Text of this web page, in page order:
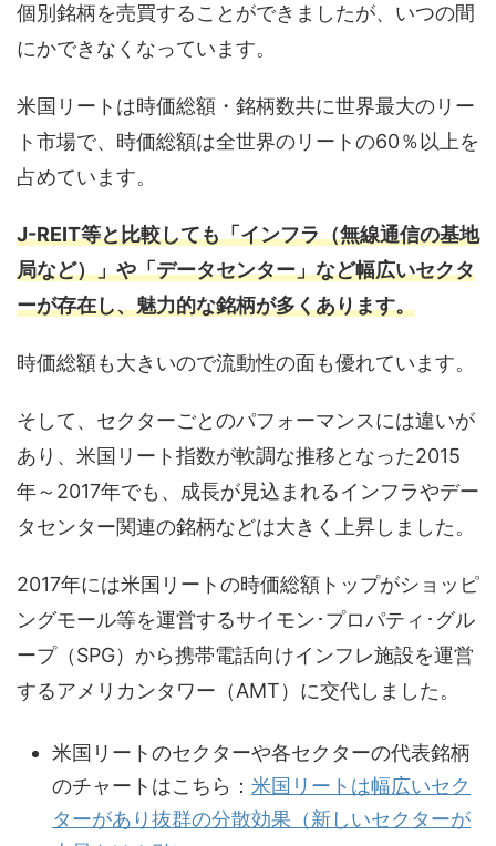
個別銘柄を売買することができましたが、いつの間
にかできなくなっています。
米国リートは時価総額・銘柄数共に世界最大のリー
ト市場で、時価総額は全世界のリートの60％以上を
占めています。
J-REIT等と比較しても「インフラ（無線通信の基地
局など）」や「データセンター」など幅広いセクタ
ーが存在し、魅力的な銘柄が多くあります。
時価総額も大きいので流動性の面も優れています。
そして、セクターごとのパフォーマンスには違いが
あり、米国リート指数が軟調な推移となった2015
年～2017年でも、成長が見込まれるインフラやデー
タセンター関連の銘柄などは大きく上昇しました。
2017年には米国リートの時価総額トップがショッピ
ングモール等を運営するサイモン･プロパティ･グル
ープ（SPG）から携帯電話向けインフレ施設を運営
するアメリカンタワー（AMT）に交代しました。
米国リートのセクターや各セクターの代表銘柄
のチャートはこちら： 米国リートは幅広いセク
ターがあり抜群の分散効果（新しいセクターが